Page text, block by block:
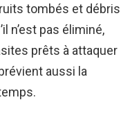
tombés et débris
n’est pas éliminé,
prêts à attaquer
aussi la